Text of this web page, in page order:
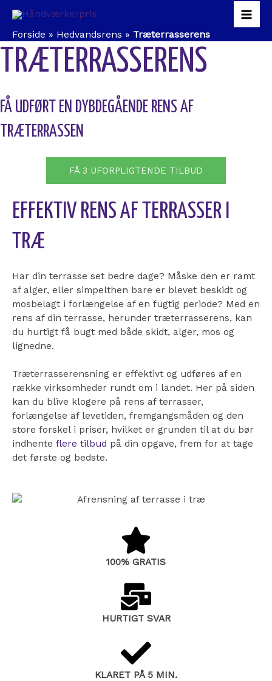
indholdet
Forside » Hedvandsrens » Træterrasserens
TRÆTERRASSERENS
FÅ UDFØRT EN DYBDEGÅENDE RENS AF
TRÆTERRASSEN
FÅ 3 UFORPLIGTENDE TILBUD
EFFEKTIV RENS AF TERRASSER I
TRÆ
Har din terrasse set bedre dage? Måske den er ramt
af alger, eller simpelthen bare er blevet beskidt og
mosbelagt i forlængelse af en fugtig periode? Med en
rens af din terrasse, herunder træterrasserens, kan
du hurtigt få bugt med både skidt, alger, mos og
lignedne.
Træterrasserensning er effektivt og udføres af en
række virksomheder rundt om i landet. Her på siden
kan du blive klogere på rens af terrasser,
forlængelse af levetiden, fremgangsmåden og den
store forskel i priser, hvilket er grunden til at du bør
indhente flere tilbud på din opgave, frem for at tage
det første og bedste.
100% GRATIS
HURTIGT SVAR
KLARET PÅ 5 MIN.